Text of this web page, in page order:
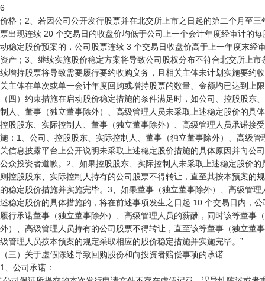
6
价格；2、若因公司公开发行股票并在北交所上市之日起的第二个月至三
票出现连续 20 个交易日的收盘价均低于公司上一个会计年度经审计的
动稳定股价预案的，公司股票连续 3 个交易日收盘价高于上一年度末经
资产；3、继续实施股价稳定方案将导致公司股权分布不符合北交所上市
续增持股票将导致需要履行要约收购义务，且相关主体未计划实施要约
关主体在单次或单一会计年度回购或增持股票的数量、金额均已达到上
（四）约束措施在启动股价稳定措施的条件满足时，如公司、控股股东
制人、董事（独立董事除外）、高级管理人员未采取上述稳定股价的具
控股股东、实际控制人、董事（独立董事除外）、高级管理人员承诺接
施：1、公司、控股股东、实际控制人、董事（独立董事除外）、高级管
关信息披露平台上公开说明未采取上述稳定股价措施的具体原因并向公
公众投资者道歉。2、如果控股股东、实际控制人未采取上述稳定股价的
则控股股东、实际控制人持有的公司股票不得转让，直至其按本预案的
的稳定股价措施并实施完毕。3、如果董事（独立董事除外）、高级管理
述稳定股价的具体措施的，将在前述事项发生之日起 10 个交易日内，
履行承诺董事（独立董事除外）、高级管理人员的薪酬，同时该等董事
外）、高级管理人员持有的公司股票不得转让，直至该等董事（独立董
级管理人员按本预案的规定采取相应的股价稳定措施并实施完毕。”
（三）关于虚假陈述导致回购股份和向投资者赔偿事项的承诺
1、公司承诺：